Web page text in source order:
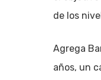
de los
Agrega
años, un